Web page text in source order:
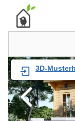
3D-